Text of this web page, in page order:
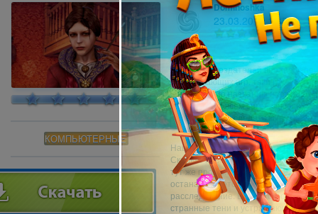
КОМПЬЮТЕРНЫЕ
Dominoshka
23.03.2012 13:55
22
Вот игра создателей вполне
потрясающих игр, таки как
новинка. По названию настоящий
Предлагаю всем сомневающимся
мой разбор и сделать вывод:
Наша героиня приезжает в
Сколько нового, интересного,
тут же происходит ряд
останавливается, постоянно нам
расследование. В доме огромное
странные тени и устрашающие